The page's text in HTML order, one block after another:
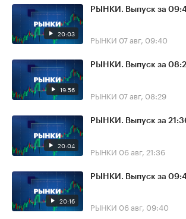
20:03
РЫНКИ. Выпуск за
РЫНКИ 07 авг, 09:40
19:56
РЫНКИ. Выпуск за
РЫНКИ 07 авг, 08:29
20:04
РЫНКИ. Выпуск за
РЫНКИ 06 авг, 21:36
20:16
РЫНКИ. Выпуск за
РЫНКИ 06 авг, 09:40